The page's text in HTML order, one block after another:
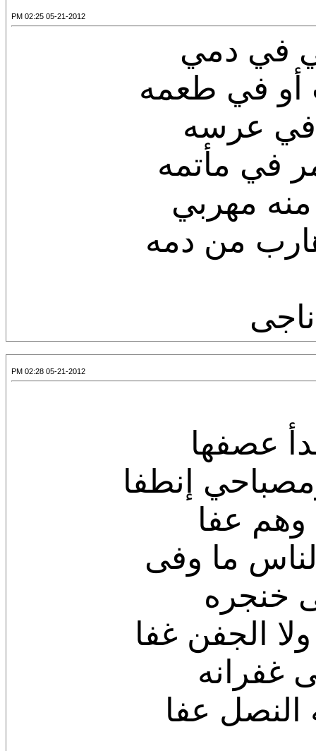
05-21-2012 02:25 PM
في دمي
أو في طعمه
في عرسه
في مأتمه
مهربي
من دمه
05-21-2012 02:28 PM
عصفها
إنطفا
وهم عفا
ما وفى
خنجره
الجفن غفا
غفرانه
النصل عفا